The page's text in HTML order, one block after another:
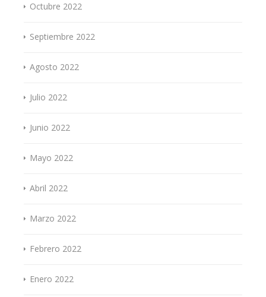
Octubre 2022
Septiembre 2022
Agosto 2022
Julio 2022
Junio 2022
Mayo 2022
Abril 2022
Marzo 2022
Febrero 2022
Enero 2022